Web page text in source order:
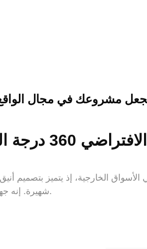
مشروعك في مجال الواقع
الافتراضي مبيعًا في الأسواق الخارجية، إذ
شهيرة. إنه جهاز ترفيهي غامر بتقنية الواقع الافتراضي، يُثير الحماس والإثارة.